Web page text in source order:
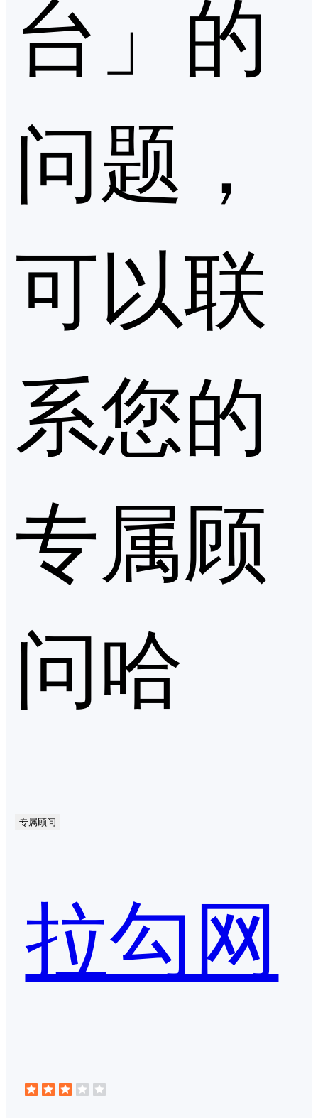
台」的
问题，
可以联
系您的
专属顾
问哈
专属顾问
拉勾网